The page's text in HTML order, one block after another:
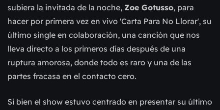
subiera la invitada de la noche, Zoe Gotusso, para
hacer por primera vez en vivo 'Carta Para No Llorar', su
último single en colaboración, una canción que nos
lleva directo a los primeros días después de una
ruptura amorosa, donde todo es raro y una de las
partes fracasa en el contacto cero.
Si bien el show estuvo centrado en presentar su último